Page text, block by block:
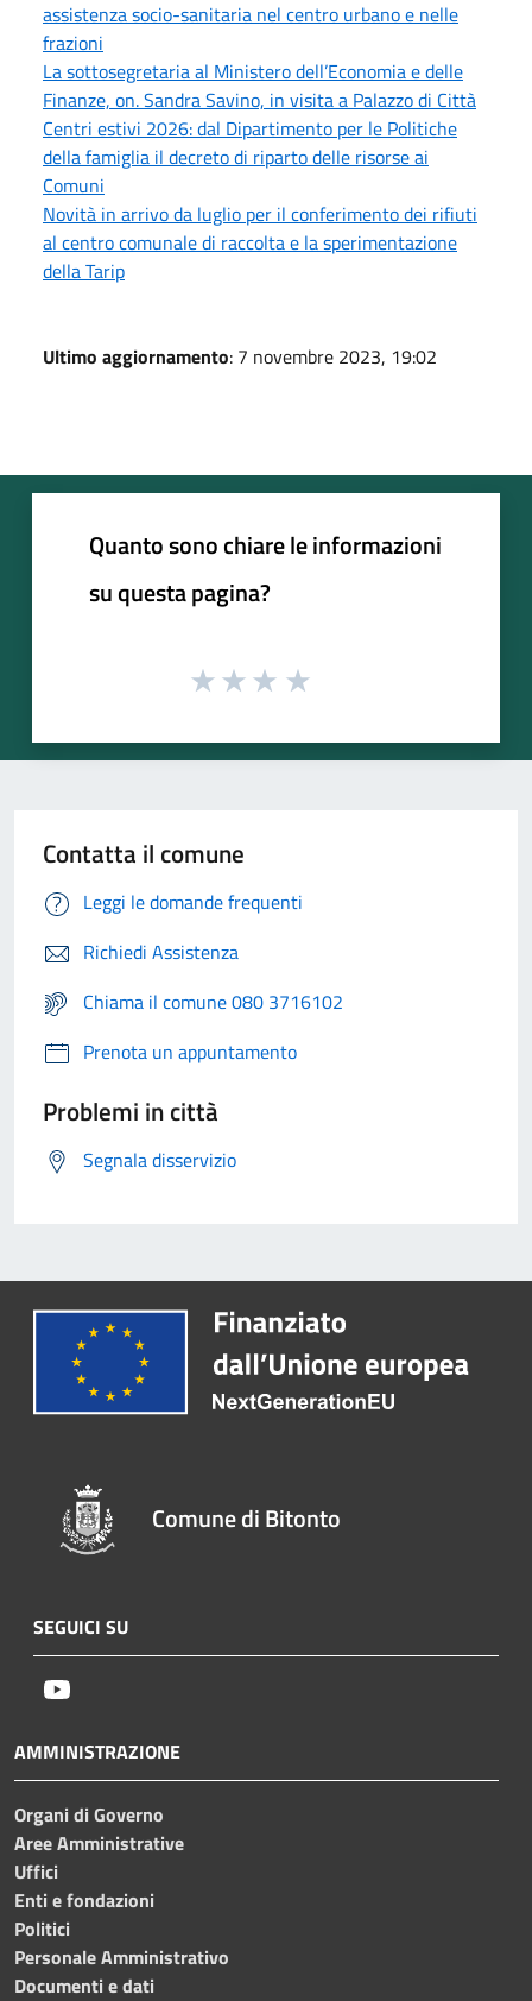
assistenza socio-sanitaria nel centro urbano e nelle
frazioni
La sottosegretaria al Ministero dell’Economia e delle
Finanze, on. Sandra Savino, in visita a Palazzo di Città
Centri estivi 2026: dal Dipartimento per le Politiche
della famiglia il decreto di riparto delle risorse ai
Comuni
Novità in arrivo da luglio per il conferimento dei rifiuti
al centro comunale di raccolta e la sperimentazione
della Tarip
Ultimo aggiornamento: 7 novembre 2023, 19:02
Quanto sono chiare le informazioni
su questa pagina?
Contatta il comune
Leggi le domande frequenti
Richiedi Assistenza
Chiama il comune 080 3716102
Prenota un appuntamento
Problemi in città
Segnala disservizio
Comune di Bitonto
SEGUICI SU
AMMINISTRAZIONE
Organi di Governo
Aree Amministrative
Uffici
Enti e fondazioni
Politici
Personale Amministrativo
Documenti e dati